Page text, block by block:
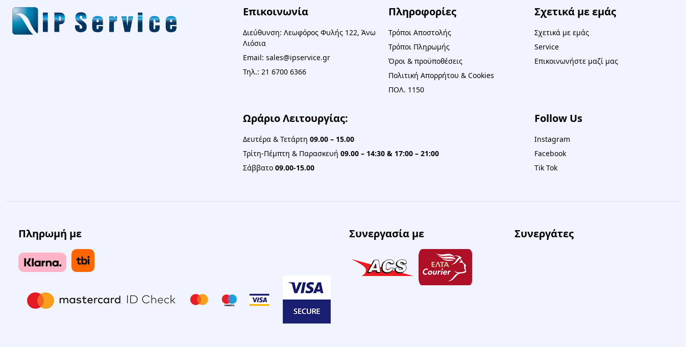
Επικοινωνία
Διεύθυνση: Λεωφόρος Φυλής 122, Άνω
Λιόσια
Email: sales@ipservice.gr
Τηλ.: 21 6700 6366
Πληροφορίες
Τρόποι Αποστολής
Τρόποι Πληρωμής
Όροι & προϋποθέσεις
Πολιτική Απορρήτου & Cookies
ΠΟΛ. 1150
Σχετικά με εμάς
Σχετικά με εμάς
Service
Επικοινωνήστε μαζί μας
Ωράριο Λειτουργίας:
Δευτέρα & Τετάρτη 09.00 – 15.00
Τρίτη-Πέμπτη & Παρασκευή 09.00 – 14:30 & 17:00 – 21:00
Σάββατο 09.00-15.00
Follow Us
Instagram
Facebook
Tik Tok
Πληρωμή με Συνεργασία με Συνεργάτες